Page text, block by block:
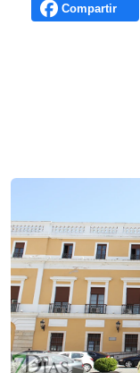
Compartir